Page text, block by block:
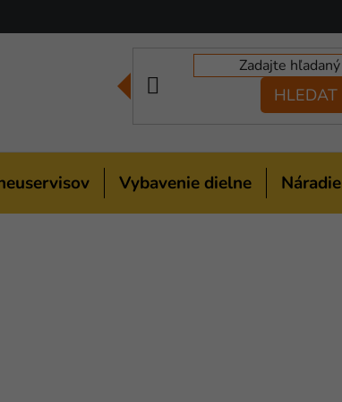
HLEDAT
Vybavenie dielne Náradie